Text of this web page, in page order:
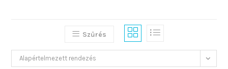
Szűrés
Alapértelmezett rendezés